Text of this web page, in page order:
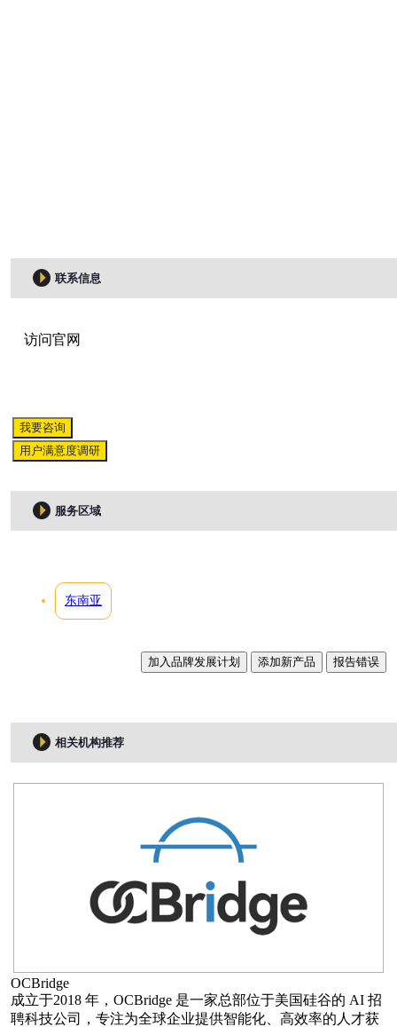
联系信息
访问官网
我要咨询
用户满意度调研
服务区域
东南亚
加入品牌发展计划 添加新产品 报告错误
相关机构推荐
OCBridge
成立于2018 年，OCBridge 是一家总部位于美国硅谷的 AI 招
聘科技公司，专注为全球企业提供智能化、高效率的人才获